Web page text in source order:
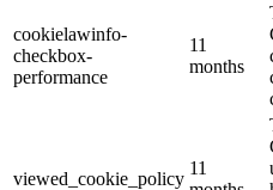
cookielawinfo-
checkbox-
performance
11
months
viewed_cookie_policy
11